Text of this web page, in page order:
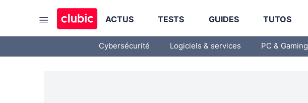
ACTUS TESTS GUIDES TUTOS
Cybersécurité Logiciels & services PC & Gaming